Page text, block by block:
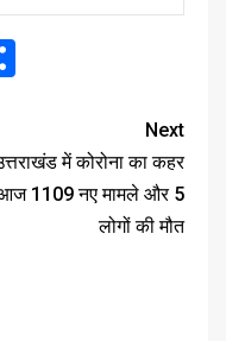
Next
में कोरोना का कहर
1109 नए मामले और 5
लोगों की मौत